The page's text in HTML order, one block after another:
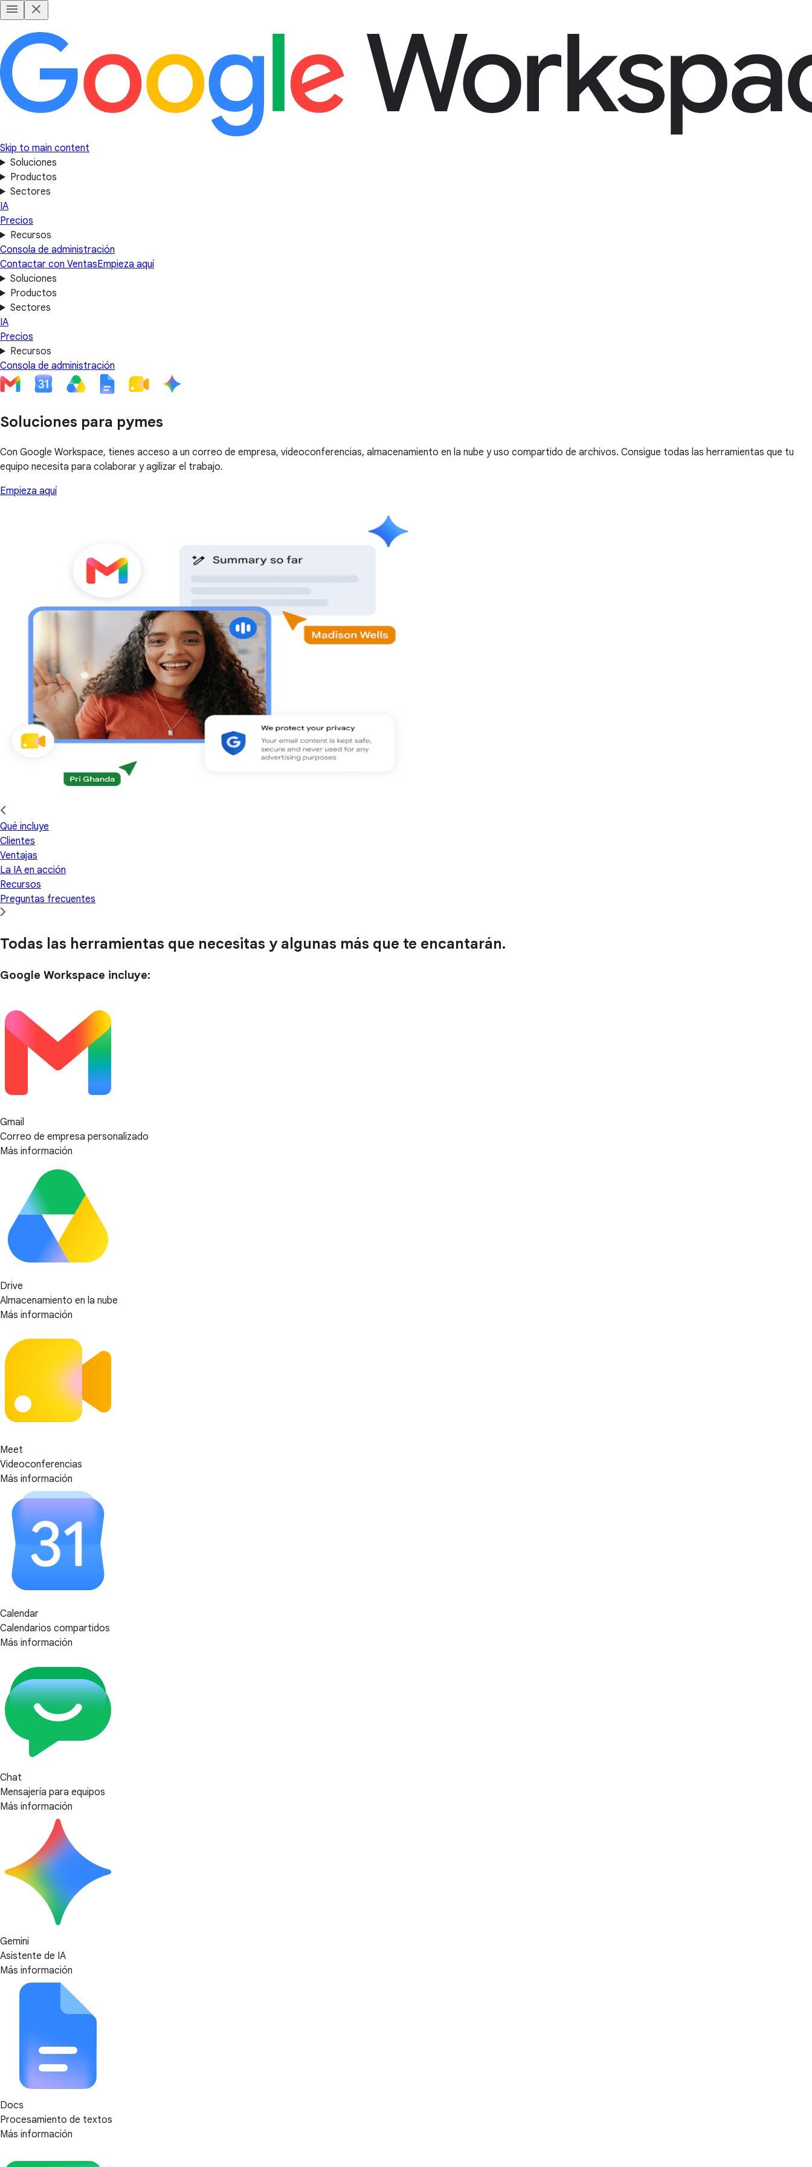
Skip to main content
Soluciones
Productos
Sectores
IA
Precios
Recursos
Consola de administración
Contactar con VentasEmpieza aquí
Soluciones
Productos
Sectores
IA
Precios
Recursos
Consola de administración
Soluciones para pymes
Con Google Workspace, tienes acceso a un correo de empresa, videoconferencias, almacenamiento en la nube y uso compartido de archivos. Consigue todas las herramientas que tu
equipo necesita para colaborar y agilizar el trabajo.
Empieza aquí
Qué incluye
Clientes
Ventajas
La IA en acción
Recursos
Preguntas frecuentes
Todas las herramientas que necesitas y algunas más que te encantarán.
Google Workspace incluye:
Gmail
Correo de empresa personalizado
Más información
Drive
Almacenamiento en la nube
Más información
Meet
Videoconferencias
Más información
Calendar
Calendarios compartidos
Más información
Chat
Mensajería para equipos
Más información
Gemini
Asistente de IA
Más información
Docs
Procesamiento de textos
Más información